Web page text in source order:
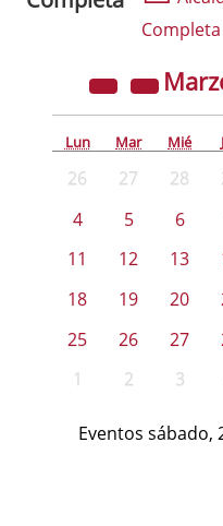
Completa
Lun Mar Mié
26 27 28
4
5 6
11
12 13
18
19 20
25
26 27
1
2 3
Eventos sábado,